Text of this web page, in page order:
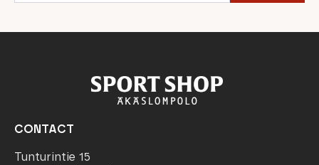
CONTACT
Tunturintie 15